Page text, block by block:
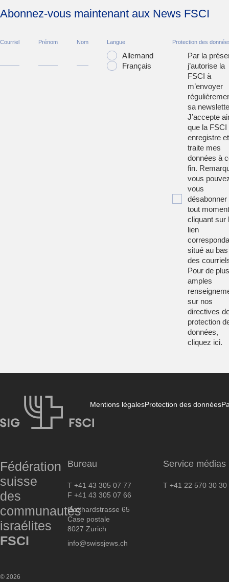
Abonnez-vous maintenant aux News FSCI
Courriel Prénom Nom Langue
Allemand
Français
Protection des
Par la
j’autorise la
FSCI à
m’envoyer
sa
J’accepte
que la FSCI
enregistre et
traite mes
données à
fin.
vous
vous
désabonner
tout
cliquant sur
lien
situé au bas
des
Pour de plus
amples
sur nos
directives
protection
données,
cliquez ici.
Mentions légalesProtection des données
Fédération
suisse
des
communautés
israélites
FSCI
Bureau
T +41 43 305 07 77
F +41 43 305 07 66
Gotthardstrasse 65
Case postale
8027 Zurich
info@swissjews.ch
Service médias
T +41 22 570 30 30
© 2026